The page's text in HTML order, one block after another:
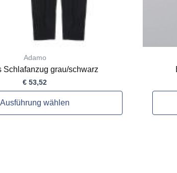
Adamo
Schlafanzug grau/schwarz
€ 53,52
Ausführung wählen